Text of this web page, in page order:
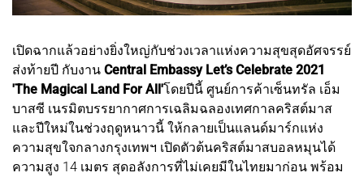
เปิดฉากแล้วอย่างยิ่งใหญ่กับช่วงเวลาแห่งความสุขสุดอัศจรรย์
ส่งท้ายปี กับงาน Central Embassy Let’s Celebrate 2021
'The Magical Land For All'โดยปีนี้ ศูนย์การค้าเซ็นทรัล เอ็ม
บาสซี เนรมิตบรรยากาศการเฉลิมฉลองเทศกาลคริสต์มาส
และปีใหม่ในช่วงฤดูหนาวนี้ ให้กลายเป็นแลนด์มาร์กแห่ง
ความสุขใจกลางกรุงเทพฯ เปิดตัวต้นคริสต์มาสบอลหมุนได้
ความสูง 14 เมตร สุดอลังการที่ไม่เคยมีในไทยมาก่อน พร้อม